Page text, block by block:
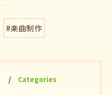
#楽曲制作
Categories